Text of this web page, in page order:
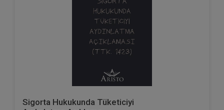
Sigorta Hukukunda Tüketiciyi